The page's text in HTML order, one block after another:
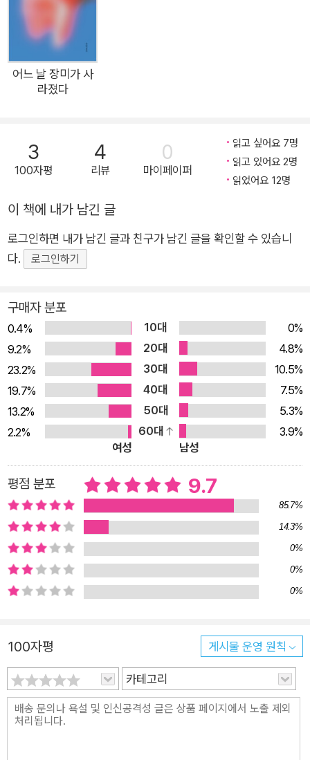
을 딛고 선 학문입니다.”(9쪽) 애초에 미학은 줄곧 진동하는 학문
이다. 그렇기에 어려운지도 모른다. 아니, 어렵다고 여겨지는지도
모른다. 하지만 “미학생활자”인 저자는 이 책을 통해 미학이 얼
마나 우리 곁에 가까이 있는지를 강조한다. 그는 많은 이의 일상
을 스쳐지나간 여러 예술 작품을 붙잡고 그것을 미학의 시선으로
이창동의 영화가 될 수도 있다. 해석의 이론을 제시하는 사상가는
사르트르가 될 수도, 벤야민이 될 수도, 푸코가 될 수도, 데리다가
될 수도 있다. 저자는 어느 한쪽이 다른 한쪽을 위해 도구로 전락
하는 것을 경계하며, “미학이론과 예술 작품 사이의 끊임없는 대
딱한 개념과 낯선 이름들이 독자들에게 부담을 주지 않도록 최대
한 부드럽게 풀어 쓰고, 하나의 이론에 여러 예시를 들면서 독자
불완전한 조각, 그리하여 무궁한 가능성을 지닌 조각 당신의 조각
은 무엇인가요 이 책은 동명의 제목으로 연재되던 메일링 구독 서
비스에서 출발했다. 그리고 이번에 한 권의 책으로 엮이면서 총
세 가지 조각, 즉 3부로 꼴을 갖추었다. 첫째 조각, ‘암호’는 인간
이라는 문제적 존재의 존재 방식, 인간과 타인의 관계, 예술 작품
의 본질 등 난해한 존재의 수수께끼에 대답하고자 하였던 예술 작
품 및 이론 들을 얽은 결과물이다. 여기서는 앤디 워홀의 〈브릴로
박스〉와 알베르토 자코메티의 〈걷는 사람〉, 박찬욱의 〈헤어질 결
심〉을 각각 아서 단토, 장폴 사르트르, 알랭 바디우와 함께 살펴본
다. 둘째 조각, ‘단서’는 인간과 예술가, 그리고 예술 작품이 모두
위치해 있는 ‘사회’의 구조적 지평을 탐지하고 드러내는 탐침(探
針)으로서의 예술 작품, 그리고 예술의 그러한 소명에 대해 말한
이론들을 모은 것이다. 여기에서 예술은 우리에게 가해지는 억압
을 폭로할 수 있는 결정적인 증거이자, 영원히 멀게 느껴지는 해
방의 결정적인 단서로 해석된다. 여기서는 워쇼스키스의 〈매트릭
본다. 셋째 조각, ‘편지’는 ‘너’에게로 가는 무한한 길을 그린 작품,
그리고 그 길 위를 걸어야 하는 인간의 삶의 지침에 대한 이론을
겹쳐 본 글들입니다. 편지는 송신자와 수신자를 전제로 하는 글,
즉 ‘나’와 ‘너’를 전제로 하는 글이다. 그리고 너에게로 가는 길이
곧 ‘윤리’라면, ‘편지’는 예술과 윤리의 관계를 탐구하는 미학의
어느 날 장미가 사
라졌다
3
100자평
4
리뷰
0
마이페이퍼
읽고 싶어요 7명
읽고 있어요 2명
읽었어요 12명
이 책에 내가 남긴 글
로그인하면 내가 남긴 글과 친구가 남긴 글을 확인할 수 있습니
다.
로그인하기
구매자 분포
0.4% 10대
0%
9.2%
20대
4.8%
23.2%
30대
10.5%
19.7%
40대
7.5%
13.2%
50대
5.3%
2.2%
60대
3.9%
여성
남성
평점 분포 9.7
85.7%
14.3%
0%
0%
0%
100자평 게시물 운영 원칙
카테고리